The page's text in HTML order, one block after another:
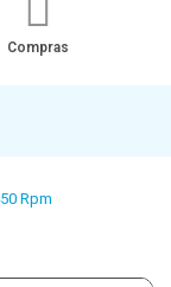
Compras
Rpm